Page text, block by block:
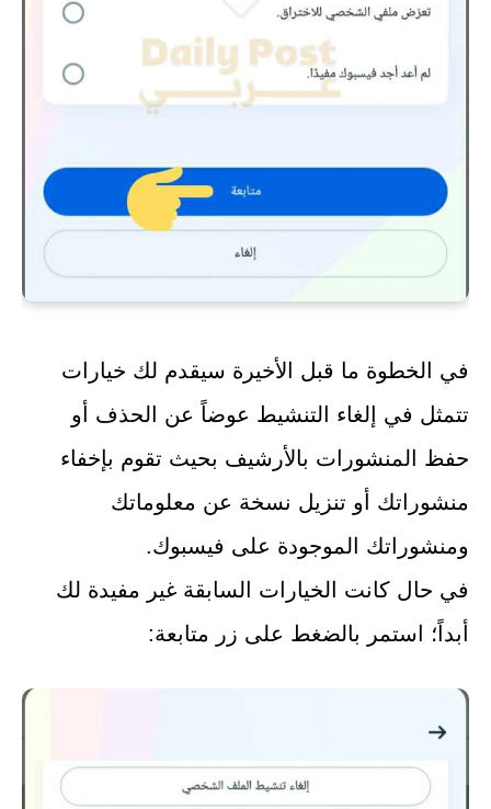
في الخطوة ما قبل الأخيرة سيقدم لك خيارات
تتمثل في إلغاء التنشيط عوضاً عن الحذف أو
حفظ المنشورات بالأرشيف بحيث تقوم بإخفاء
منشوراتك أو تنزيل نسخة عن معلوماتك
ومنشوراتك الموجودة على فيسبوك.
في حال كانت الخيارات السابقة غير مفيدة لك
أبداً؛ استمر بالضغط على زر متابعة: